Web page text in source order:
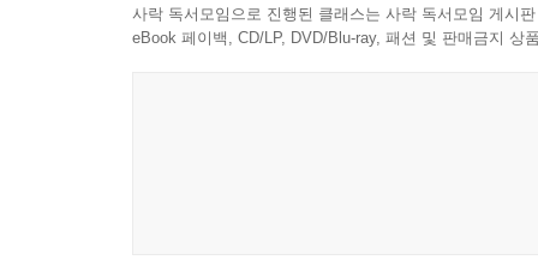
사락 독서모임으로 진행된 클래스는 사락 독서모임 게시
eBook 페이백, CD/LP, DVD/Blu-ray, 패션 및 판매금지 상